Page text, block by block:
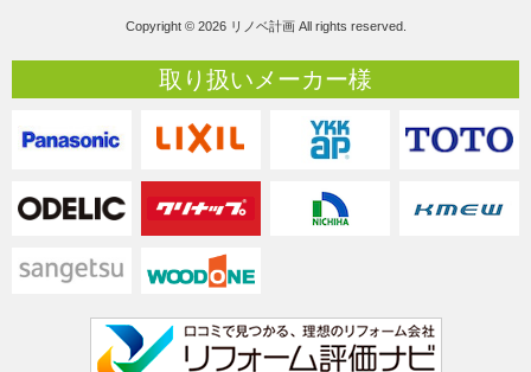
Copyright © 2026 リノベ計画 All rights reserved.
取り扱いメーカー様